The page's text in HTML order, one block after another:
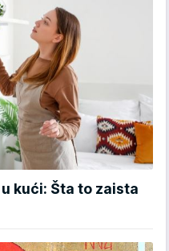
kući: Šta to zaista